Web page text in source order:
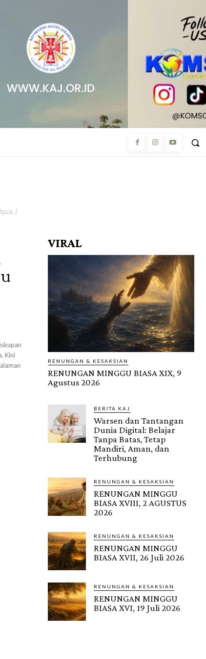
)
Kini
VIRAL
RENUNGAN & KESAKSIAN
RENUNGAN MINGGU BIASA XIX, 9
Agustus 2026
BERITA KAJ
Warsen dan Tantangan
Dunia Digital: Belajar
Tanpa Batas, Tetap
Mandiri, Aman, dan
Terhubung
RENUNGAN & KESAKSIAN
RENUNGAN MINGGU
BIASA XVIII, 2 AGUSTUS
2026
RENUNGAN & KESAKSIAN
RENUNGAN MINGGU
BIASA XVII, 26 Juli 2026
RENUNGAN & KESAKSIAN
RENUNGAN MINGGU
BIASA XVI, 19 Juli 2026